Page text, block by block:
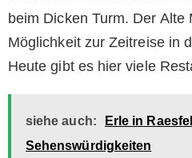
beim Dicken Turm. Der Alte
Möglichkeit zur Zeitreise in
Heute gibt es hier viele
siehe auch:
Erle in
Sehenswürdigkeiten